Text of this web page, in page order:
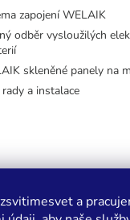
a
zapojení WELAIK
odběr vysloužilých
skleněné panely na
rady a instalace